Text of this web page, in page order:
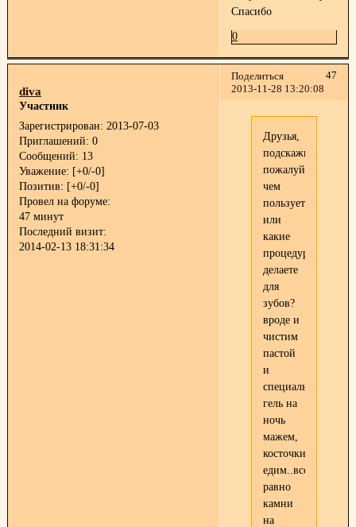
Спасибо
0
Поделиться
47
2013-11-28 13:20:08
diva
Участник
Зарегистрирован: 2013-07-03
Приглашений: 0
Сообщений: 13
Уважение: [+0/-0]
Позитив: [+0/-0]
Провел на форуме:
47 минут
Последний визит:
2014-02-13 18:31:34
Друзья,
подскажите
пожалуйста,
чем
пользуетесь
или
какие
процедуры
делаете
для
зубов?
вроде и
чистим
пастой
и
специальный
гель на
ночь
мажем,
косточки
едим..все
равно
камни
на